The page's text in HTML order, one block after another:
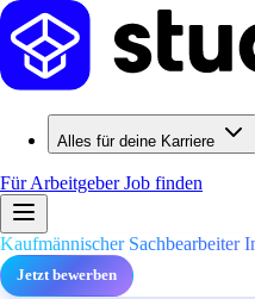
Alles für deine Karriere
Für ArbeitgeberJob finden
Kaufmännischer Sachbearbeiter
Jetzt bewerben